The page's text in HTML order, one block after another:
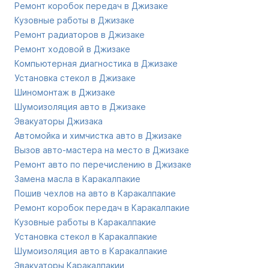
Ремонт коробок передач в Джизаке
Кузовные работы в Джизаке
Ремонт радиаторов в Джизаке
Ремонт ходовой в Джизаке
Компьютерная диагностика в Джизаке
Установка стекол в Джизаке
Шиномонтаж в Джизаке
Шумоизоляция авто в Джизаке
Эвакуаторы Джизака
Автомойка и химчистка авто в Джизаке
Вызов авто-мастера на место в Джизаке
Ремонт авто по перечислению в Джизаке
Замена масла в Каракалпакие
Пошив чехлов на авто в Каракалпакие
Ремонт коробок передач в Каракалпакие
Кузовные работы в Каракалпакие
Установка стекол в Каракалпакие
Шумоизоляция авто в Каракалпакие
Эвакуаторы Каракалпакии